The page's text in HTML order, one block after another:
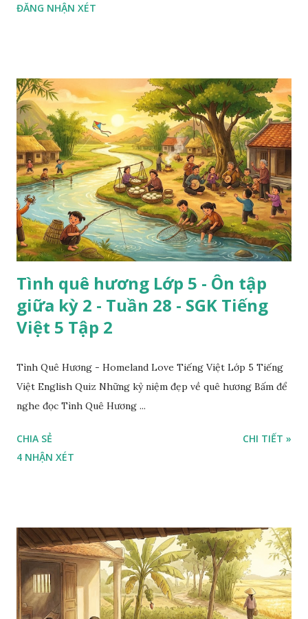
ĐĂNG NHẬN XÉT
Tình quê hương Lớp 5 - Ôn tập
giữa kỳ 2 - Tuần 28 - SGK Tiếng
Việt 5 Tập 2
Tình Quê Hương - Homeland Love Tiếng Việt Lớp 5 Tiếng
Việt English Quiz Những kỷ niệm đẹp về quê hương Bấm để
nghe đọc Tình Quê Hương ...
CHIA SẺ
4 NHẬN XÉT
CHI TIẾT »